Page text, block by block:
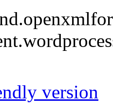
version